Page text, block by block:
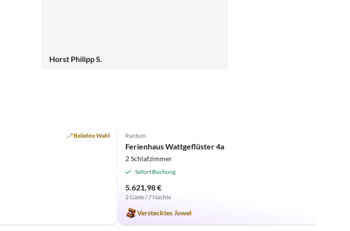
Horst Philipp S.
Beliebte Wahl Rantum
Ferienhaus Wattgeflüster 4a
2 Schlafzimmer
Sofort Buchung
5.621,98 €
2 Gäste / 7 Nächte
Verstecktes Juwel